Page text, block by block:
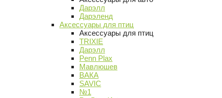
Дарэлл
Дарэленд
Аксессуары для птиц
Аксессуары для птиц
TRIXIE
Дарэлл
Penn Plax
Мавлюшев
ВАКА
SAVIC
№1